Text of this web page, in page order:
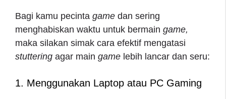
Bagi kamu pecinta game dan sering
menghabiskan waktu untuk bermain game,
maka silakan simak cara efektif mengatasi
stuttering agar main game lebih lancar dan seru:
1. Menggunakan Laptop atau PC Gaming